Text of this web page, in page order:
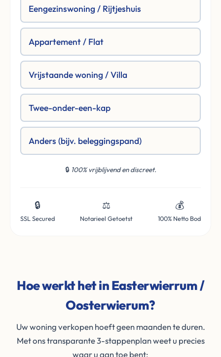
Eengezinswoning / Rijtjeshuis
Appartement / Flat
Vrijstaande woning / Villa
Twee-onder-een-kap
Anders (bijv. beleggingspand)
🔒 100% vrijblijvend en discreet.
🔒
SSL Secured
⚖️
Notarieel Getoetst
💰
100% Netto Bod
Hoe werkt het in Easterwierrum /
Oosterwierum?
Uw woning verkopen hoeft geen maanden te duren.
Met ons transparante 3-stappenplan weet u precies
waar u aan toe bent: